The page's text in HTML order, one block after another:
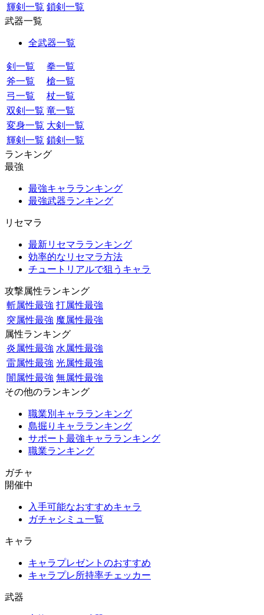
輝剣一覧 鎖剣一覧
武器一覧
全武器一覧
剣一覧
拳一覧
斧一覧
槍一覧
弓一覧
杖一覧
双剣一覧 竜一覧
変身一覧 大剣一覧
輝剣一覧 鎖剣一覧
ランキング
最強
最強キャラランキング
最強武器ランキング
リセマラ
最新リセマラランキング
効率的なリセマラ方法
チュートリアルで狙うキャラ
攻撃属性ランキング
斬属性最強 打属性最強
突属性最強 魔属性最強
属性ランキング
炎属性最強 水属性最強
雷属性最強 光属性最強
闇属性最強 無属性最強
その他のランキング
職業別キャラランキング
島掘りキャラランキング
サポート最強キャラランキング
職業ランキング
ガチャ
開催中
入手可能なおすすめキャラ
ガチャシミュ一覧
キャラ
キャラプレゼントのおすすめ
キャラプレ所持率チェッカー
武器